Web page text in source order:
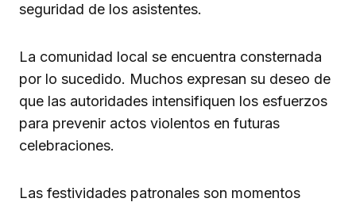
seguridad de los asistentes.
La comunidad local se encuentra consternada
por lo sucedido. Muchos expresan su deseo de
que las autoridades intensifiquen los esfuerzos
para prevenir actos violentos en futuras
celebraciones.
Las festividades patronales son momentos